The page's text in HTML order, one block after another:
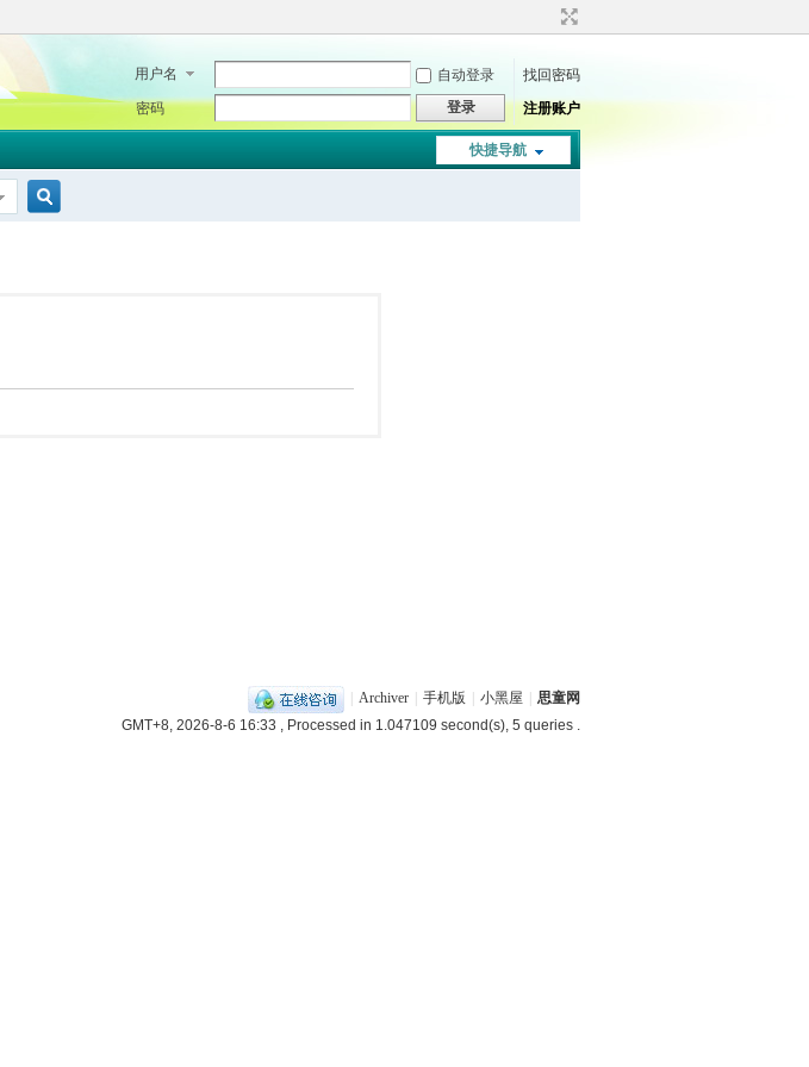
用户名 自动登录
找回密码
密码
登录 注册账户
快捷导航
Archiver 手机版 小黑屋
思童网
GMT+8, 2026-8-6 16:33 , Processed in 1.047109 second(s), 5 queries .